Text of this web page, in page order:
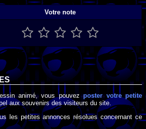
Votre note
animé, vous pouvezposter votre petite
aux souvenirs des visiteurs du site.
les petites annonces résolues concernant ce